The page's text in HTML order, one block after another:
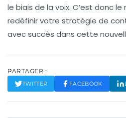
le biais de la voix. C’est donc
redéfinir votre stratégie de
avec succès dans cette
PARTAGER :
TWITTER FACEBOOK